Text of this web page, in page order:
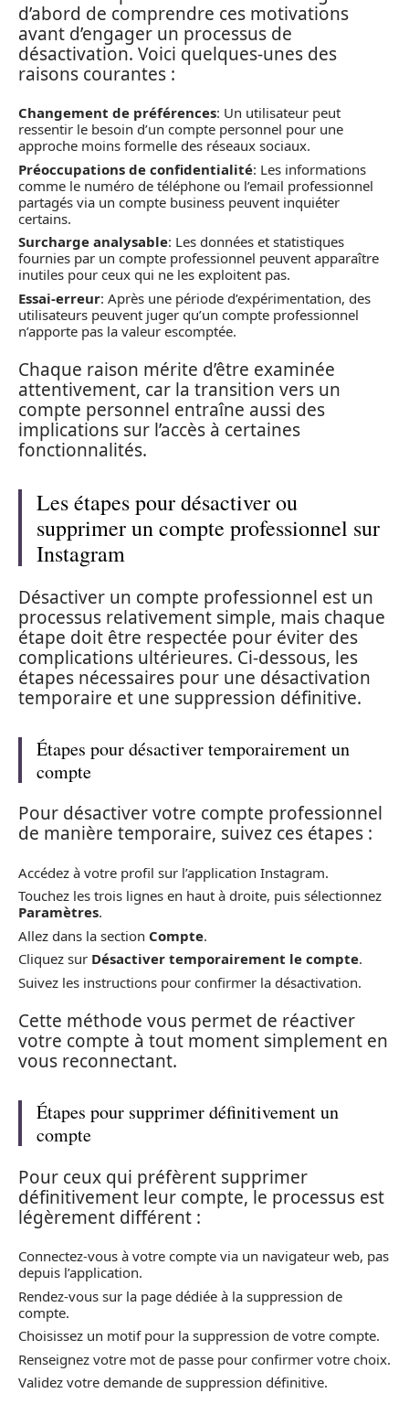
d’abord de comprendre ces motivations
avant d’engager un processus de
désactivation. Voici quelques-unes des
raisons courantes :
Changement de préférences: Un utilisateur peut
ressentir le besoin d’un compte personnel pour une
approche moins formelle des réseaux sociaux.
Préoccupations de confidentialité: Les informations
comme le numéro de téléphone ou l’email professionnel
partagés via un compte business peuvent inquiéter
certains.
Surcharge analysable: Les données et statistiques
fournies par un compte professionnel peuvent apparaître
inutiles pour ceux qui ne les exploitent pas.
Essai-erreur: Après une période d’expérimentation, des
utilisateurs peuvent juger qu’un compte professionnel
n’apporte pas la valeur escomptée.
Chaque raison mérite d’être examinée
attentivement, car la transition vers un
compte personnel entraîne aussi des
implications sur l’accès à certaines
fonctionnalités.
Les étapes pour désactiver ou
supprimer un compte professionnel sur
Instagram
Désactiver un compte professionnel est un
processus relativement simple, mais chaque
étape doit être respectée pour éviter des
complications ultérieures. Ci-dessous, les
étapes nécessaires pour une désactivation
temporaire et une suppression définitive.
Étapes pour désactiver temporairement un
compte
Pour désactiver votre compte professionnel
de manière temporaire, suivez ces étapes :
Accédez à votre profil sur l’application Instagram.
Touchez les trois lignes en haut à droite, puis sélectionnez
Paramètres.
Allez dans la section Compte.
Cliquez sur Désactiver temporairement le compte.
Suivez les instructions pour confirmer la désactivation.
Cette méthode vous permet de réactiver
votre compte à tout moment simplement en
vous reconnectant.
Étapes pour supprimer définitivement un
compte
Pour ceux qui préfèrent supprimer
définitivement leur compte, le processus est
légèrement différent :
Connectez-vous à votre compte via un navigateur web, pas
depuis l’application.
Rendez-vous sur la page dédiée à la suppression de
compte.
Choisissez un motif pour la suppression de votre compte.
Renseignez votre mot de passe pour confirmer votre choix.
Validez votre demande de suppression définitive.